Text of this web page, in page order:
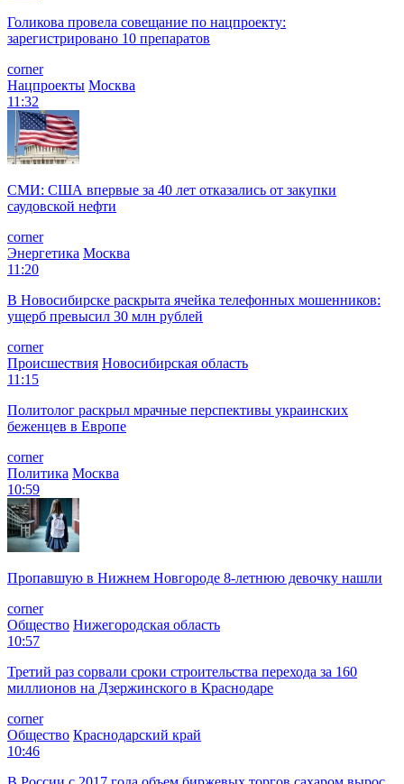
Голикова провела совещание по нацпроекту:
зарегистрировано 10 препаратов
corner
Нацпроекты Москва
11:32
СМИ: США впервые за 40 лет отказались от закупки
саудовской нефти
corner
Энергетика Москва
11:20
В Новосибирске раскрыта ячейка телефонных мошенников:
ущерб превысил 30 млн рублей
corner
Происшествия Новосибирская область
11:15
Политолог раскрыл мрачные перспективы украинских
беженцев в Европе
corner
Политика Москва
10:59
Пропавшую в Нижнем Новгороде 8-летнюю девочку нашли
corner
Общество Нижегородская область
10:57
Третий раз сорвали сроки строительства перехода за 160
миллионов на Дзержинского в Краснодаре
corner
Общество Краснодарский край
10:46